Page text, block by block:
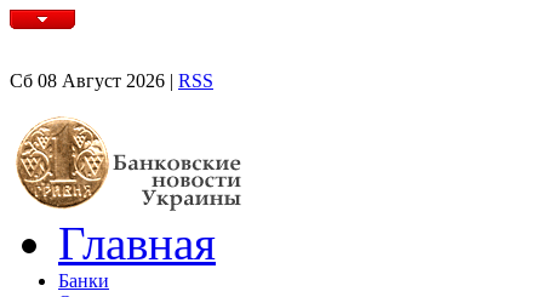
Сб 08 Август 2026 | RSS
Главная
Банки